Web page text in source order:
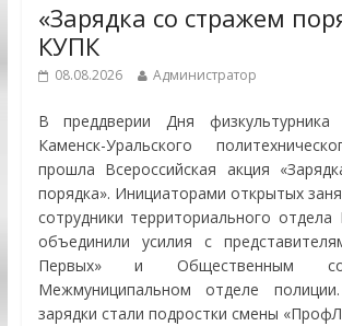
«Зарядка со стражем
КУПК
08.08.2026 Администратор
В преддверии Дня
Каменск-Уральского
прошла Всероссийская акция
порядка». Инициаторами открытых
сотрудники территориального
объединили усилия с
Первых» и Общественным
Межмуниципальном отделе
зарядки стали подростки смены